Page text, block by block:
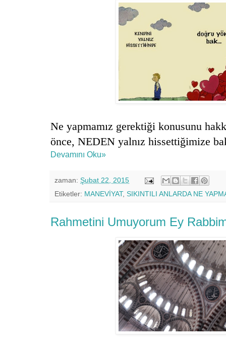
Ne yapmamız gerektiği konusunu
önce, NEDEN yalnız hissettiğimize
Devamını Oku»
zaman: Şubat 22, 2015
Etiketler: MANEVİYAT, SIKINTILI ANLARDA NE
Rahmetini Umuyorum Ey